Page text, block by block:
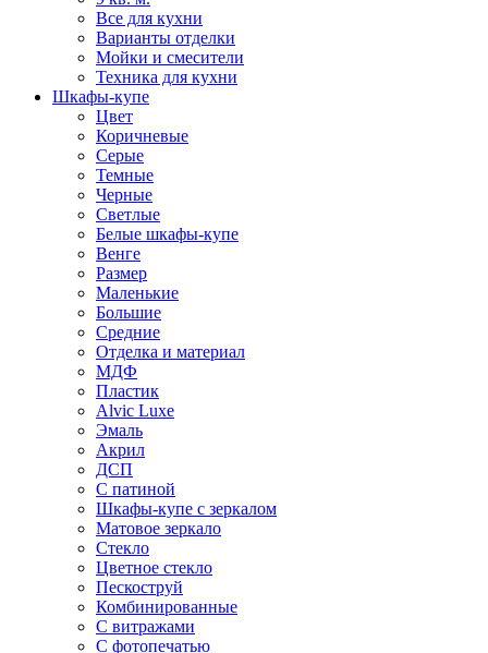
Все для кухни
Варианты отделки
Мойки и смесители
Техника для кухни
Шкафы-купе
Цвет
Коричневые
Серые
Темные
Черные
Светлые
Белые шкафы-купе
Венге
Размер
Маленькие
Большие
Средние
Отделка и материал
МДФ
Пластик
Alvic Luxe
Эмаль
Акрил
ДСП
С патиной
Шкафы-купе с зеркалом
Матовое зеркало
Стекло
Цветное стекло
Пескоструй
Комбинированные
С витражами
С фотопечатью